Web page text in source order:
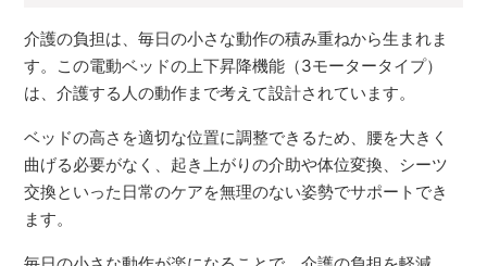
介護の負担は、毎日の小さな動作の積み重ねから生まれま
す。この電動ベッドの上下昇降機能（3モータータイプ）
は、介護する人の動作まで考えて設計されています。
ベッドの高さを適切な位置に調整できるため、腰を大きく
曲げる必要がなく、起き上がりの介助や体位変換、シーツ
交換といった日常のケアを無理のない姿勢でサポートでき
ます。